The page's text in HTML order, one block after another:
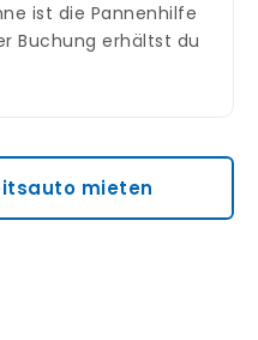
ist die Pannenhilfe
Buchung erhältst du
mieten